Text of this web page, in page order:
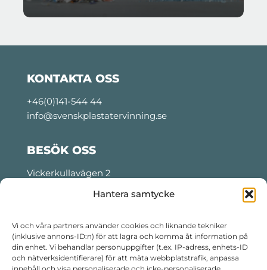
Hantera samtycke
Vi och våra partners använder cookies och liknande tekniker
(inklusive annons-ID:n) för att lagra och komma åt information på
din enhet. Vi behandlar personuppgifter (t.ex. IP-adress, enhets-ID
och nätverksidentifierare) för att mäta webbplatstrafik, anpassa
KONTAKTA OSS
+46(0)141-544 44
info@svenskplastatervinning.se
BESÖK OSS
Vickerkullavägen 2
Måndag- torsdag: 06:00 – 22:30
Fredag: 06:00 – 14:30
Telefon kvällstid:+46 76 799 99 16